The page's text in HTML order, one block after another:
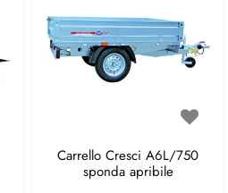
Carrello Cresci A6L/750
sponda apribile